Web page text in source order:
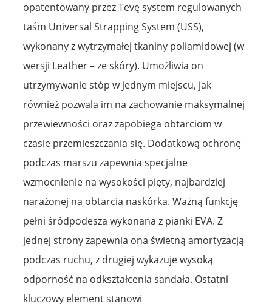
opatentowany przez Tevę system regulowanych
taśm Universal Strapping System (USS),
wykonany z wytrzymałej tkaniny poliamidowej (w
wersji Leather – ze skóry). Umożliwia on
utrzymywanie stóp w jednym miejscu, jak
również pozwala im na zachowanie maksymalnej
przewiewności oraz zapobiega obtarciom w
czasie przemieszczania się. Dodatkową ochronę
podczas marszu zapewnia specjalne
wzmocnienie na wysokości pięty, najbardziej
narażonej na obtarcia naskórka. Ważną funkcję
pełni śródpodesza wykonana z pianki EVA. Z
jednej strony zapewnia ona świetną amortyzacją
podczas ruchu, z drugiej wykazuje wysoką
odporność na odkształcenia sandała. Ostatni
kluczowy element stanowi